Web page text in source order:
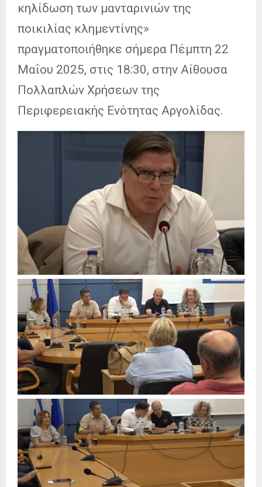
κηλίδωση των μανταρινιών της
ποικιλίας κλημεντίνης»
πραγματοποιήθηκε σήμερα Πέμπτη 22
Μαΐου 2025, στις 18:30, στην Αίθουσα
Πολλαπλών Χρήσεων της
Περιφερειακής Ενότητας Αργολίδας.